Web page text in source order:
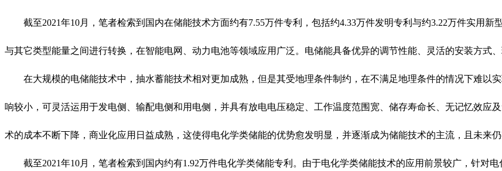
截至2021年10月，笔者检索到国内在储能技术方面约有7.55万件专利，包括约4.33万件发明专利与约3.22万件实用新
与其它类型能量之间进行转换，在智能电网、动力电池等领域应用广泛。电储能具备优异的调节性能、灵活的安装方式、
在大规模的电储能技术中，抽水蓄能技术相对更加成熟，但是其受地理条件制约，在不满足地理条件的情况下难以
响较小，可灵活运用于发电侧、输配电侧和用电侧，并具有放电电压稳定、工作温度范围宽、储存寿命长、无记忆效应
术的成本不断下降，商业化应用日益成熟，这使得电化学类储能的优势愈发明显，并逐渐成为储能技术的主流，且未来
截至2021年10月，笔者检索到国内约有1.92万件电化学类储能专利。由于电化学类储能技术的应用前景较广，针对